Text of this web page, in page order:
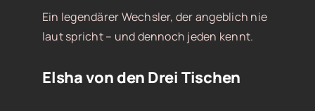
Ein legendärer Wechsler, der angeblich nie
laut spricht – und dennoch jeden kennt.
Elsha von den Drei Tischen